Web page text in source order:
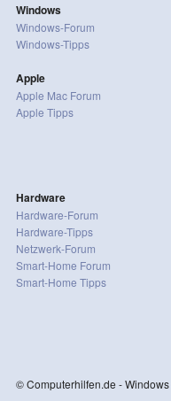
Windows
Windows-Forum
Windows-Tipps
Apple
Apple Mac Forum
Apple Tipps
Hardware
Hardware-Forum
Hardware-Tipps
Netzwerk-Forum
Smart-Home Forum
Smart-Home Tipps
© Computerhilfen.de - Windows